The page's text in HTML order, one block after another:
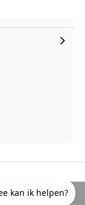
den Webshop zu